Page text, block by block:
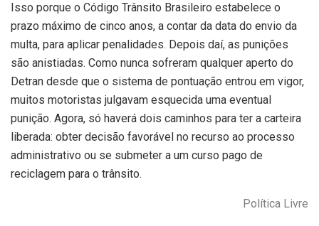
Isso porque o Código Trânsito Brasileiro estabelece o
prazo máximo de cinco anos, a contar da data do envio da
multa, para aplicar penalidades. Depois daí, as punições
são anistiadas. Como nunca sofreram qualquer aperto do
Detran desde que o sistema de pontuação entrou em vigor,
muitos motoristas julgavam esquecida uma eventual
punição. Agora, só haverá dois caminhos para ter a carteira
liberada: obter decisão favorável no recurso ao processo
administrativo ou se submeter a um curso pago de
reciclagem para o trânsito.
Política Livre